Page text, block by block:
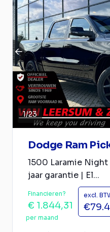
1/23
Dodge Ram
1500 Laramie
jaar garantie | El...
Financieren?
€ 1.844,31
per maand
excl.